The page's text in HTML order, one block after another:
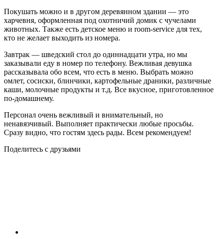
Покушать можно и в другом деревянном здании — это
харчевня, оформленная под охотничий домик с чучелами
животных. Также есть детское меню и room-service для тех,
кто не желает выходить из номера.
Завтрак — шведский стол до одиннадцати утра, но мы
заказывали еду в номер по телефону. Вежливая девушка
рассказывала обо всем, что есть в меню. Выбрать можно
омлет, сосиски, блинчики, картофельные драники, различные
каши, молочные продукты и т.д. Все вкусное, приготовленное
по-домашнему.
Персонал очень вежливый и внимательный, но
ненавязчивый. Выполняет практически любые просьбы.
Сразу видно, что гостям здесь рады. Всем рекомендуем!
Поделитесь с друзьями